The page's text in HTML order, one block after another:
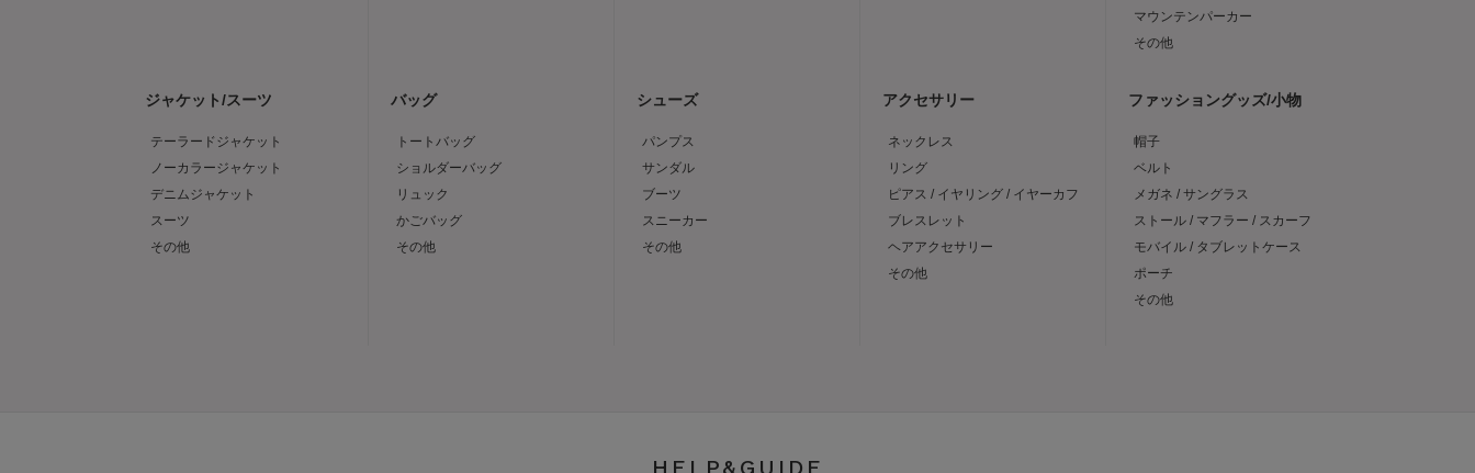
マウンテンパーカー
その他
ジャケット/スーツ
テーラードジャケット
ノーカラージャケット
デニムジャケット
スーツ
その他
バッグ
トートバッグ
ショルダーバッグ
リュック
かごバッグ
その他
シューズ
パンプス
サンダル
ブーツ
スニーカー
その他
アクセサリー
ネックレス
リング
ピアス / イヤリング / イヤーカフ
ブレスレット
ヘアアクセサリー
その他
ファッショングッズ/小物
帽子
ベルト
メガネ / サングラス
ストール / マフラー / スカーフ
モバイル / タブレットケース
ポーチ
その他
HELP&GUIDE